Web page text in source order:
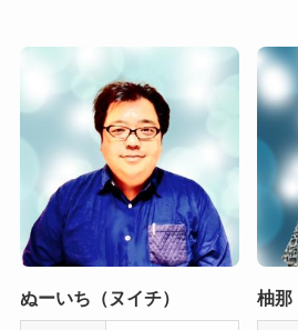
ぬーいち（ヌイチ） 柚那